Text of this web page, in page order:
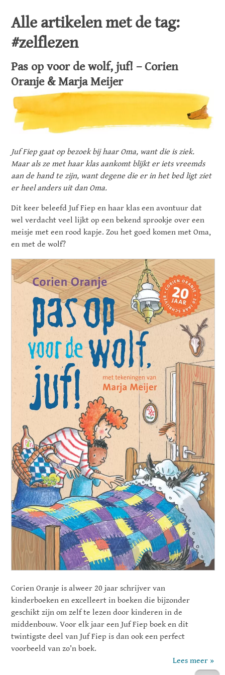
Alle artikelen met de tag:
#zelflezen
Pas op voor de wolf, juf! – Corien
Oranje & Marja Meijer
Juf Fiep gaat op bezoek bij haar Oma, want die is ziek.
Maar als ze met haar klas aankomt blijkt er iets vreemds
aan de hand te zijn, want degene die er in het bed ligt ziet
er heel anders uit dan Oma.
Dit keer beleefd Juf Fiep en haar klas een avontuur dat
wel verdacht veel lijkt op een bekend sprookje over een
meisje met een rood kapje. Zou het goed komen met Oma,
en met de wolf?
Corien Oranje is alweer 20 jaar schrijver van
kinderboeken en excelleert in boeken die bijzonder
geschikt zijn om zelf te lezen door kinderen in de
middenbouw. Voor elk jaar een Juf Fiep boek en dit
twintigste deel van Juf Fiep is dan ook een perfect
voorbeeld van zo’n boek.
Lees meer »